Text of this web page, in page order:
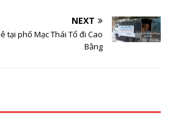
NEXT
tại phố Mạc Thái Tổ đi Cao
Bằng